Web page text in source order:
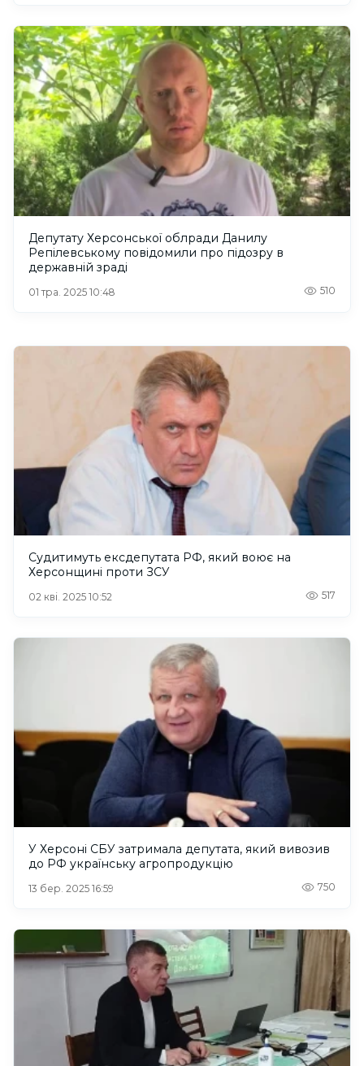
Депутату Херсонської облради Данилу
Репілевському повідомили про підозру в
державній зраді
01 тра. 2025 10:48 510
Судитимуть ексдепутата РФ, який воює на
Херсонщині проти ЗСУ
02 кві. 2025 10:52 517
У Херсоні СБУ затримала депутата, який вивозив
до РФ українську агропродукцію
13 бер. 2025 16:59 750